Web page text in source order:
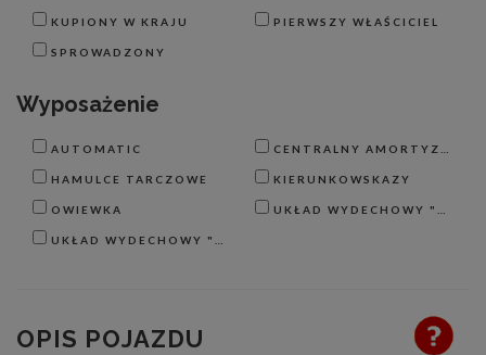
KUPIONY W KRAJU PIERWSZY WŁAŚCICIEL
SPROWADZONY
Wyposażenie
AUTOMATIC CENTRALNY AMORTYZATOR
HAMULCE TARCZOWE KIERUNKOWSKAZY
OWIEWKA UKŁAD WYDECHOWY "2 W 1"
UKŁAD WYDECHOWY "4 W 1"
OPIS POJAZDU